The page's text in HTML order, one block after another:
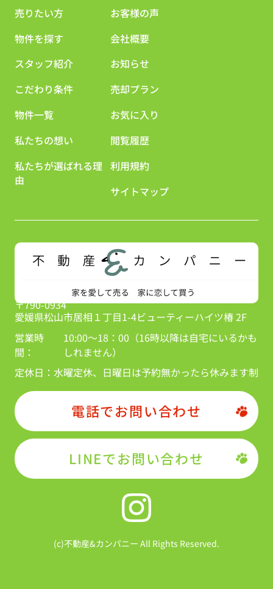
売りたい方
物件を探す
スタッフ紹介
こだわり条件
物件一覧
私たちの想い
私たちが選ばれる理
由
お客様の声
会社概要
お知らせ
売却プラン
お気に入り
閲覧履歴
利用規約
サイトマップ
〒790-0934
愛媛県松山市居相１丁目1-4ビューティーハイツ椿 2F
営業時
間：
10:00～18：00（16時以降は自宅にいるかも
しれません）
定休日： 水曜定休、日曜日は予約無かったら休みます制
電話でお問い合わせ
LINEでお問い合わせ
(c)不動産&カンパニー All Rights Reserved.